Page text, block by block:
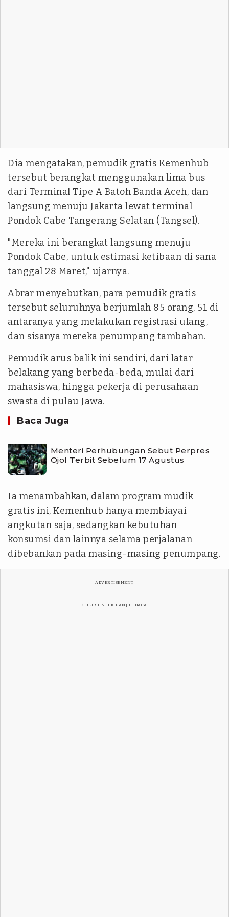
Dia mengatakan, pemudik gratis Kemenhub
tersebut berangkat menggunakan lima bus
dari Terminal Tipe A Batoh Banda Aceh, dan
langsung menuju Jakarta lewat terminal
Pondok Cabe Tangerang Selatan (Tangsel).
"Mereka ini berangkat langsung menuju
Pondok Cabe, untuk estimasi ketibaan di sana
tanggal 28 Maret," ujarnya.
Abrar menyebutkan, para pemudik gratis
tersebut seluruhnya berjumlah 85 orang, 51 di
antaranya yang melakukan registrasi ulang,
dan sisanya mereka penumpang tambahan.
Pemudik arus balik ini sendiri, dari latar
belakang yang berbeda-beda, mulai dari
mahasiswa, hingga pekerja di perusahaan
swasta di pulau Jawa.
Baca Juga
Menteri Perhubungan Sebut Perpres
Ojol Terbit Sebelum 17 Agustus
Ia menambahkan, dalam program mudik
gratis ini, Kemenhub hanya membiayai
angkutan saja, sedangkan kebutuhan
konsumsi dan lainnya selama perjalanan
dibebankan pada masing-masing penumpang.
ADVERTISEMENT
GULIR UNTUK LANJUT BACA